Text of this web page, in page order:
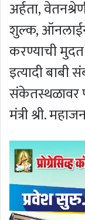
अर्हता,
शुल्क,
करण्याची
इत्यादी बाबी
संकेतस्थळावर
मंत्री श्री.